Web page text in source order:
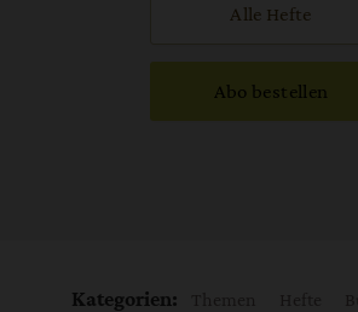
Alle Hefte
Abo bestellen
Kategorien: